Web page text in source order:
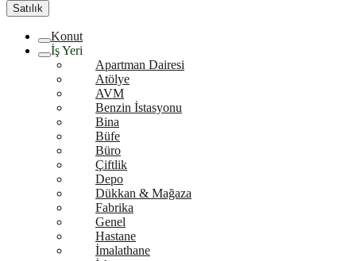
Satılık
Konut
İş Yeri
Apartman Dairesi
Atölye
AVM
Benzin İstasyonu
Bina
Büfe
Büro
Çiftlik
Depo
Dükkan & Mağaza
Fabrika
Genel
Hastane
İmalathane